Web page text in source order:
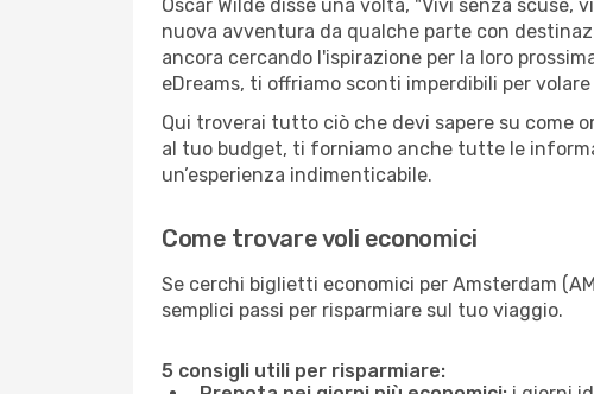
Oscar Wilde disse una volta, "Vivi senza
nuova avventura da qualche parte con
ancora cercando l'ispirazione per la loro
eDreams, ti offriamo sconti imperdibili per
Qui troverai tutto ciò che devi sapere su come
al tuo budget, ti forniamo anche tutte le
un’esperienza indimenticabile.
Come trovare voli economici
Se cerchi biglietti economici per Amsterdam
semplici passi per risparmiare sul tuo viaggio.
5 consigli utili per risparmiare: